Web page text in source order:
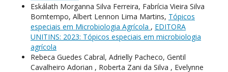
Eskálath Morganna Silva Ferreira, Fabrícia Vieira Silva
Bomtempo, Albert Lennon Lima Martins, Tópicos
especiais em Microbiologia Agrícola , EDITORA
UNITINS: 2023: Tópicos especiais em microbiologia
agrícola
Rebeca Guedes Cabral, Adrielly Pacheco, Gentil
Cavalheiro Adorian , Roberta Zani da Silva , Evelynne